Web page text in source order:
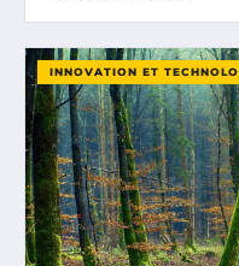
INNOVATION ET